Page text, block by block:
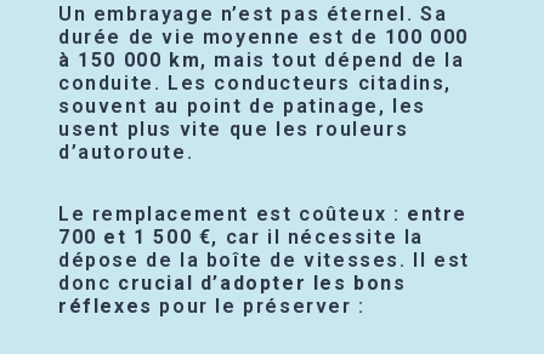
Un embrayage n’est pas éternel. Sa
durée de vie moyenne est de 100 000
à 150 000 km, mais tout dépend de la
conduite. Les conducteurs citadins,
souvent au point de patinage, les
usent plus vite que les rouleurs
d’autoroute.
Le remplacement est coûteux : entre
700 et 1 500 €, car il nécessite la
dépose de la boîte de vitesses. Il est
donc crucial d’adopter les bons
réflexes pour le préserver :